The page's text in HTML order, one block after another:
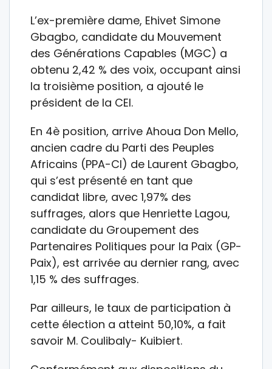
L’ex-première dame, Ehivet Simone
Gbagbo, candidate du Mouvement
des Générations Capables (MGC) a
obtenu 2,42 % des voix, occupant ainsi
la troisième position, a ajouté le
président de la CEI.
En 4è position, arrive Ahoua Don Mello,
ancien cadre du Parti des Peuples
Africains (PPA-CI) de Laurent Gbagbo,
qui s’est présenté en tant que
candidat libre, avec 1,97% des
suffrages, alors que Henriette Lagou,
candidate du Groupement des
Partenaires Politiques pour la Paix (GP-
Paix), est arrivée au dernier rang, avec
1,15 % des suffrages.
Par ailleurs, le taux de participation à
cette élection a atteint 50,10%, a fait
savoir M. Coulibaly- Kuibiert.